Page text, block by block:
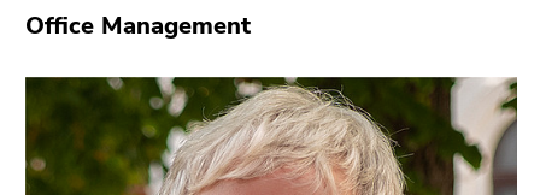
Office Management